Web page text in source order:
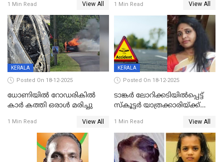
കരണത്തടിച്ചു; CC ടിവി
ദൃശ്യങ്ങൾ പുറത്ത്
1 Min Read View All
വാർഡിലെ എൽഡിഎഫ്
സ്ഥാനാർത്ഥി
1 Min Read View All
KERALA
Posted On 18-12-2025
ധോണിയിൽ റോഡരികിൽ
കാർ കത്തി ഒരാൾ മരിച്ചു
1 Min Read View All
KERALA
Posted On 18-12-2025
ടാങ്കർ ലോറിക്കടിയിൽപ്പെട്ട്
സ്കൂട്ടർ യാത്രക്കാരിയ്ക്ക്
കണ്ടോത്ത് ദേശീയ പാതയിൽ
1 Min Read View All